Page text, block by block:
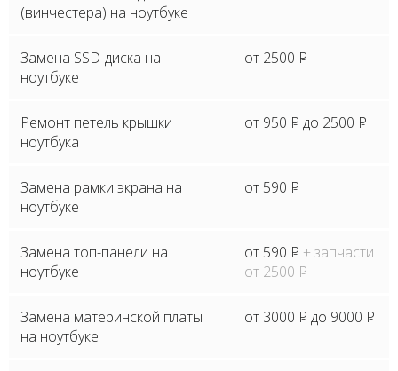
(винчестера) на ноутбуке
Замена SSD-диска на
ноутбуке
от 2500 P
Ремонт петель крышки
ноутбука
от 950 P до 2500 P
Замена рамки экрана на
ноутбуке
от 590 P
Замена топ-панели на
ноутбуке
от 590 P + запчасти
от 2500 P
Замена материнской платы
на ноутбуке
от 3000 P до 9000 P